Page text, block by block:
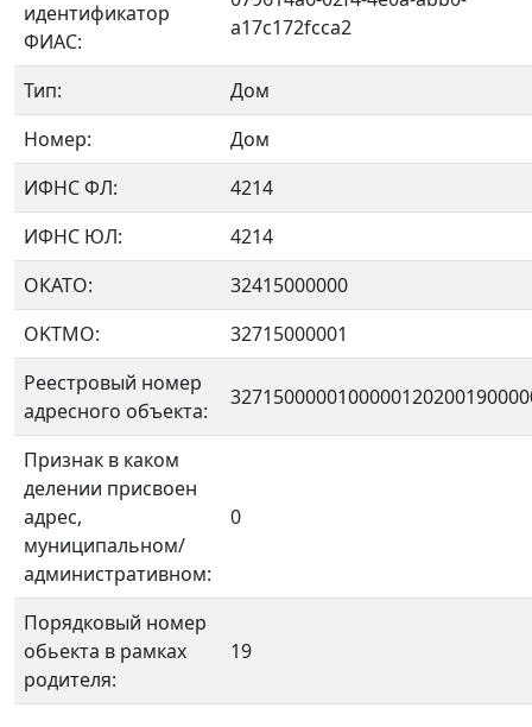
идентификатор
ФИАС:
a17c172fcca2
Тип:
Дом
Номер:
Дом
ИФНС ФЛ:
4214
ИФНС ЮЛ:
4214
ОКАТО:
32415000000
OKTMO:
32715000001
Реестровый номер
адресного объекта:
Признак в каком
делении присвоен
адрес,
муниципальном/
административном:
0
Порядковый номер
обьекта в рамках
родителя:
19